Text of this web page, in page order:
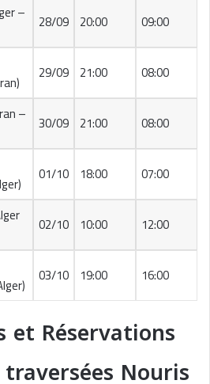
–
28/09 20:00 09:00
29/09 21:00 08:00
– 30/09 21:00 08:00
01/10 18:00 07:00
02/10 10:00 12:00
03/10 19:00 16:00
Réservations
Nouris